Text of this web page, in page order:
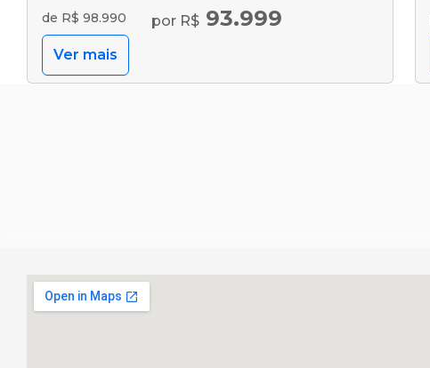
de R$ 98.990 por R$ 93.999
Ver mais